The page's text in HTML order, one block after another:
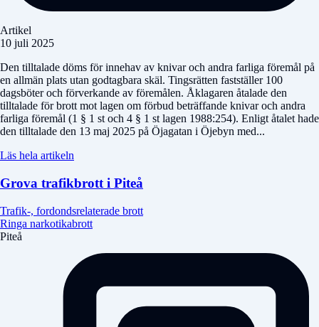
Artikel
10 juli 2025
Den tilltalade döms för innehav av knivar och andra farliga föremål på
en allmän plats utan godtagbara skäl. Tingsrätten fastställer 100
dagsböter och förverkande av föremålen. Åklagaren åtalade den
tilltalade för brott mot lagen om förbud beträffande knivar och andra
farliga föremål (1 § 1 st och 4 § 1 st lagen 1988:254). Enligt åtalet hade
den tilltalade den 13 maj 2025 på Öjagatan i Öjebyn med...
Läs hela artikeln
Grova trafikbrott i Piteå
Trafik-, fordondsrelaterade brott
Ringa narkotikabrott
Piteå